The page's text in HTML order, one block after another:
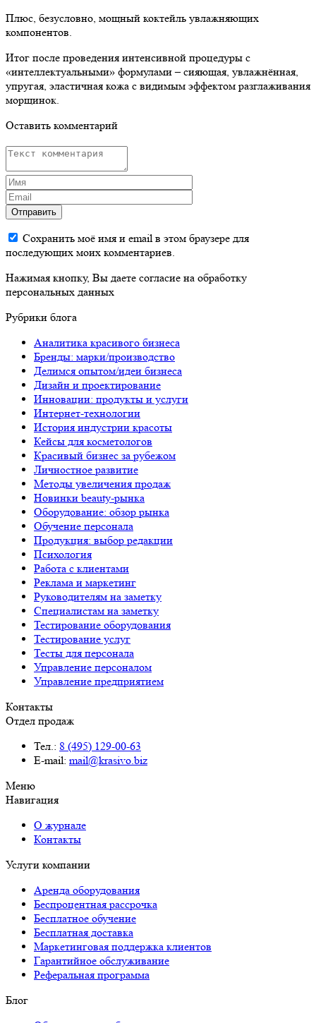
Плюс, безусловно, мощный коктейль увлажняющих
компонентов.
Итог после проведения интенсивной процедуры с
«интеллектуальными» формулами – сияющая, увлажнённая,
упругая, эластичная кожа с видимым эффектом разглаживания
морщинок.
Оставить комментарий
Отправить
Сохранить моё имя и email в этом браузере для
последующих моих комментариев.
Нажимая кнопку, Вы даете согласие на обработку
персональных данных
Рубрики блога
Аналитика красивого бизнеса
Бренды: марки/производство
Делимся опытом/идеи бизнеса
Дизайн и проектирование
Инновации: продукты и услуги
Интернет-технологии
История индустрии красоты
Кейсы для косметологов
Красивый бизнес за рубежом
Личностное развитие
Методы увеличения продаж
Новинки beauty-рынка
Оборудование: обзор рынка
Обучение персонала
Продукция: выбор редакции
Психология
Работа с клиентами
Реклама и маркетинг
Руководителям на заметку
Специалистам на заметку
Тестирование оборудования
Тестирование услуг
Тесты для персонала
Управление персоналом
Управление предприятием
Контакты
Отдел продаж
Тел.: 8 (495) 129-00-63
E-mail: mail@krasivo.biz
Меню
Навигация
О журнале
Контакты
Услуги компании
Аренда оборудования
Беспроцентная рассрочка
Бесплатное обучение
Бесплатная доставка
Маркетинговая поддержка клиентов
Гарантийное обслуживание
Реферальная программа
Блог